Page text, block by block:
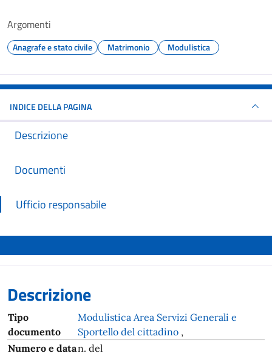
Argomenti
Anagrafe e stato civile Matrimonio Modulistica
INDICE DELLA PAGINA
Descrizione
Documenti
Ufficio responsabile
Descrizione
Tipo
documento
Modulistica Area Servizi Generali e
Sportello del cittadino ,
Numero e datan. del